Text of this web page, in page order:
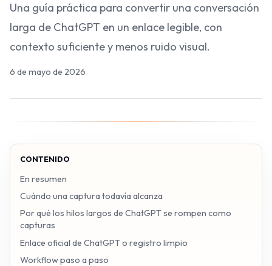
Una guía práctica para convertir una conversación
larga de ChatGPT en un enlace legible, con
contexto suficiente y menos ruido visual.
6 de mayo de 2026
CONTENIDO
En resumen
Cuándo una captura todavía alcanza
Por qué los hilos largos de ChatGPT se rompen como
capturas
Enlace oficial de ChatGPT o registro limpio
Workflow paso a paso